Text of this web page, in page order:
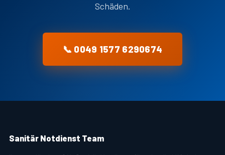
Schäden.
📞 0049 1577 6290674
Sanitär Notdienst Team